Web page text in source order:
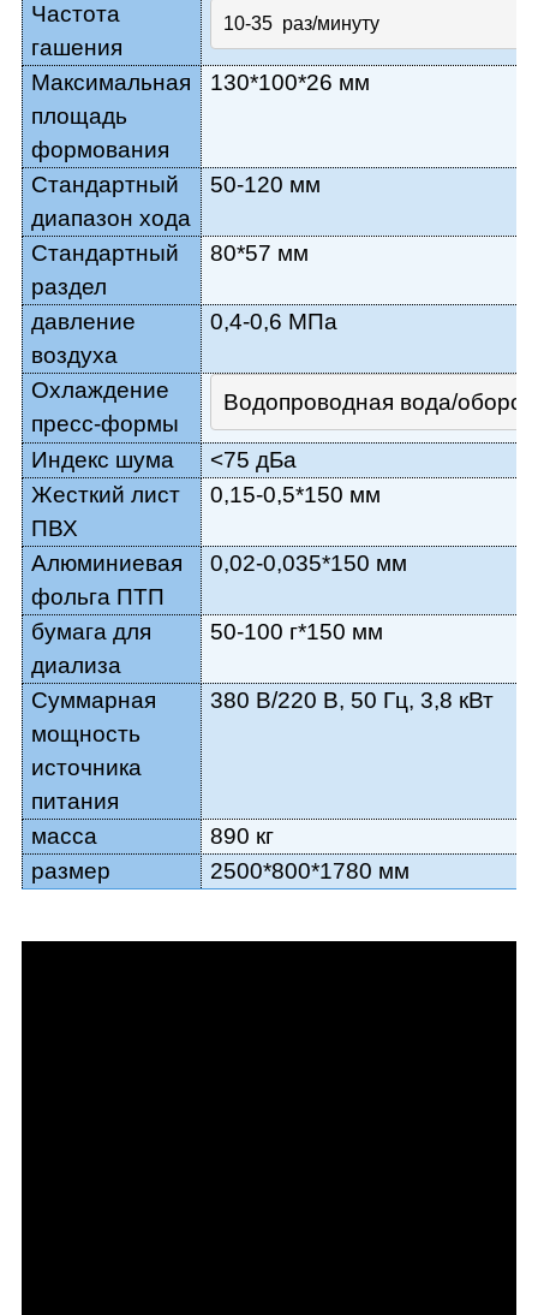
Частота
гашения
10-35 раз/минуту
Максимальная
площадь
формования
130*100*26 мм
Стандартный
диапазон хода
50-120 мм
Стандартный
раздел
80*57 мм
давление
воздуха
0,4-0,6 МПа
Охлаждение
пресс-формы
Водопроводная вода/
Индекс шума
<75 дБа
Жесткий лист
ПВХ
0,15-0,5*150 мм
Алюминиевая
фольга ПТП
0,02-0,035*150 мм
бумага для
диализа
50-100 г*150 мм
Суммарная
мощность
источника
питания
380 В/220 В, 50 Гц, 3,8 кВт
масса
890 кг
размер
2500*800*1780 мм